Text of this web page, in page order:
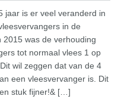
jaar is er veel veranderd in
in de
2015 was de verhouding
tot normaal vlees 1 op
wil zeggen dat van de 4
een vleesvervanger is. Dit
stuk fijner!& […]